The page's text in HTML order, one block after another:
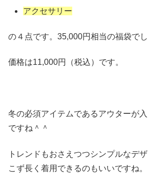
アクセサリー
の４点です。35,000円相当の福袋でし
価格は11,000円（税込）です。
冬の必須アイテムであるアウターが
ですね＾＾
トレンドもおさえつつシンプルなデ
こず長く着用できるのもいいですね。